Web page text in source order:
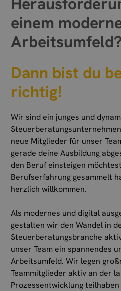
einem
Arbeitsumfeld?
Dann bist du
richtig!
Wir sind ein junges und
neue Mitglieder für unser
gerade deine Ausbildung
den Beruf einsteigen
Berufserfahrung gesammelt
herzlich willkommen.
Als modernes und digital
gestalten wir den Wandel in
Steuerberatungsbranche
unser Team ein spannendes
Arbeitsumfeld. Wir legen
Teammitglieder aktiv an der
Prozessentwicklung